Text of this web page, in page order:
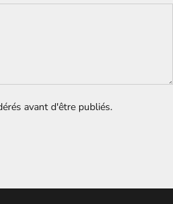
avant d'être publiés.